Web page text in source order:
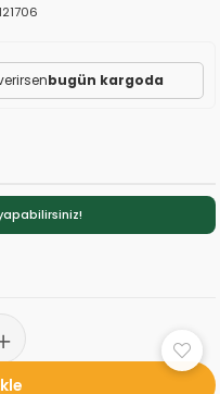
bugün kargoda